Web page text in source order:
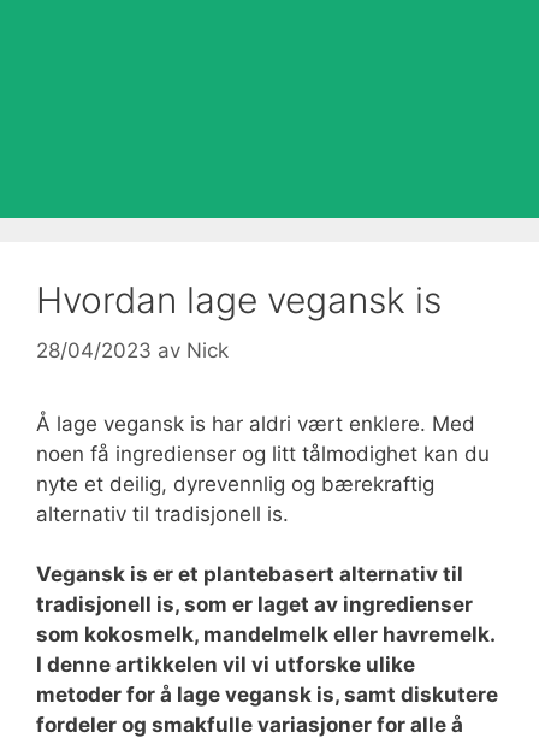
Hvordan lage vegansk is
28/04/2023 av Nick
Å lage vegansk is har aldri vært enklere. Med
noen få ingredienser og litt tålmodighet kan du
nyte et deilig, dyrevennlig og bærekraftig
alternativ til tradisjonell is.
Vegansk is er et plantebasert alternativ til
tradisjonell is, som er laget av ingredienser
som kokosmelk, mandelmelk eller havremelk.
I denne artikkelen vil vi utforske ulike
metoder for å lage vegansk is, samt diskutere
fordeler og smakfulle variasjoner for alle å